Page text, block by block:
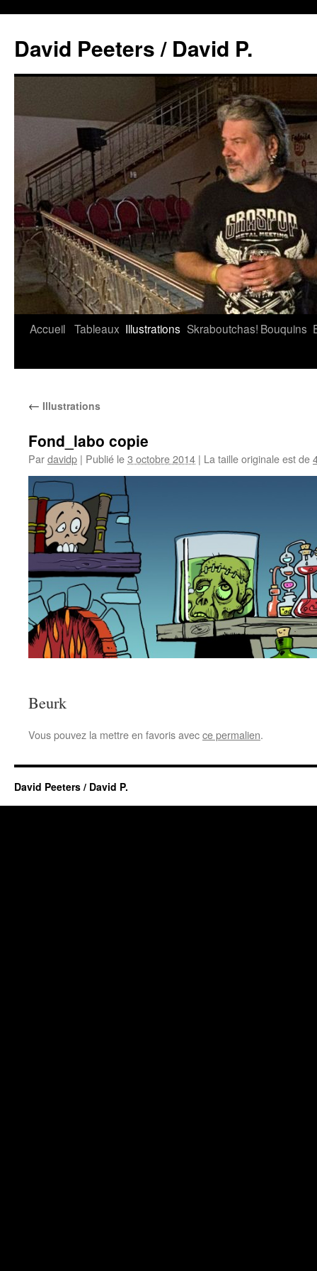
David Peeters / David P.
Accueil Tableaux Illustrations Skraboutchas! Bouquins
← Illustrations
Fond_labo copie
Pardavidp | Publié le3 octobre 2014 | La taille originale est de
Beurk
Vous pouvez la mettre en favoris avecce permalien.
David Peeters / David P.